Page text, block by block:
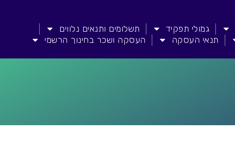
גמולי תפקיד
תשלומים ותנאים נלווים
תנאי העסקה העסקה ושכר בחינוך הרשמי